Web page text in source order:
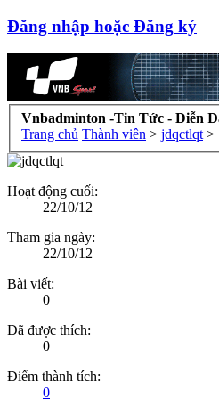
Đăng nhập hoặc Đăng ký
Vnbadminton -Tin Tức - Diễn
Trang chủ Thành viên > jdqctlqt >
Hoạt động cuối:
22/10/12
Tham gia ngày:
22/10/12
Bài viết:
0
Đã được thích:
0
Điểm thành tích:
0